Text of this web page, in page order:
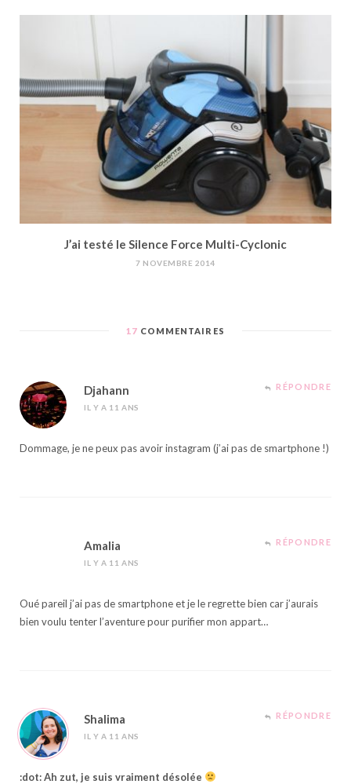
J’ai testé le Silence Force Multi-Cyclonic
7 NOVEMBRE 2014
17 COMMENTAIRES
Djahann
IL Y A 11 ANS
RÉPONDRE
Dommage, je ne peux pas avoir instagram (j’ai pas de smartphone !)
Amalia
IL Y A 11 ANS
RÉPONDRE
Oué pareil j’ai pas de smartphone et je le regrette bien car j’aurais
bien voulu tenter l’aventure pour purifier mon appart…
Shalima
IL Y A 11 ANS
RÉPONDRE
:dot: Ah zut, je suis vraiment désolée